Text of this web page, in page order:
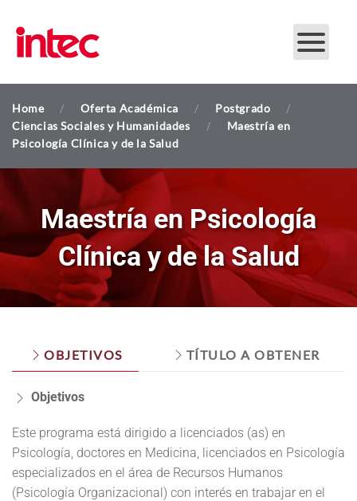
Skip to main content
Home Oferta Académica
Postgrado
Ciencias Sociales y Humanidades
Maestría en
Psicología Clínica y de la Salud
Maestría en Psicología
Clínica y de la Salud
OBJETIVOS TÍTULO A OBTENER
Objetivos
Este programa está dirigido a licenciados (as) en
Psicología, doctores en Medicina, licenciados en Psicología
especializados en el área de Recursos Humanos
(Psicología Organizacional) con interés en trabajar en el